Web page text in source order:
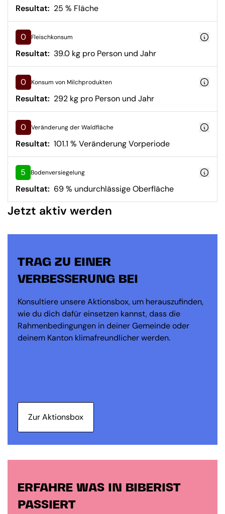
Resultat: 25 % Fläche
0 Fleischkonsum
Resultat: 39.0 kg pro Person und Jahr
0 Konsum von Milchprodukten
Resultat: 292 kg pro Person und Jahr
0 Veränderung der Waldfläche
Resultat: 101.1 % Veränderung Vorperiode
5 Bodenversiegelung
Resultat: 69 % undurchlässige Oberfläche
Jetzt aktiv werden
TRAG ZU EINER
VERBESSERUNG BEI
Konsultiere unsere Aktionsbox, um herauszufinden,
wie du dich dafür einsetzen kannst, dass die
Rahmenbedingungen in deiner Gemeinde oder
deinem Kanton klimafreundlicher werden.
Zur Aktionsbox
ERFAHRE WAS IN BIBERIST
PASSIERT